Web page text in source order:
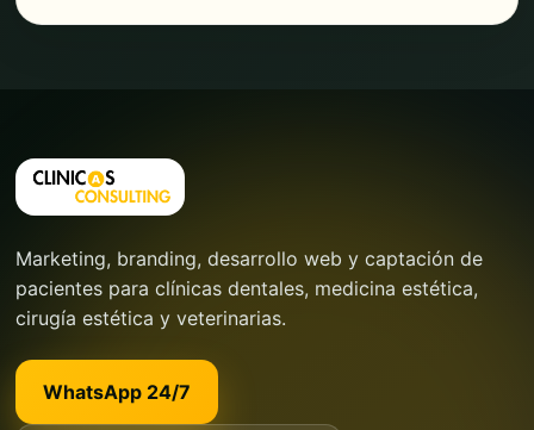
Marketing, branding, desarrollo web y captación de
pacientes para clínicas dentales, medicina estética,
cirugía estética y veterinarias.
WhatsApp 24/7